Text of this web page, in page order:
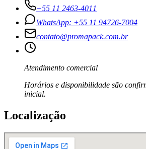
+55 11 2463-4011
WhatsApp: +55 11 94726-7004
contato@promapack.com.br
Atendimento comercial
Horários e disponibilidade são
inicial.
Localização